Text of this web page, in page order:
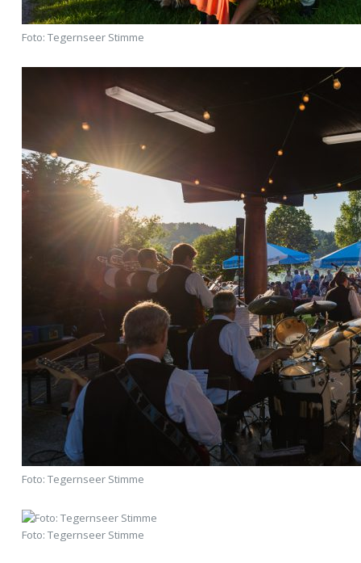
Foto: Tegernseer Stimme
Foto: Tegernseer Stimme
Foto: Tegernseer Stimme